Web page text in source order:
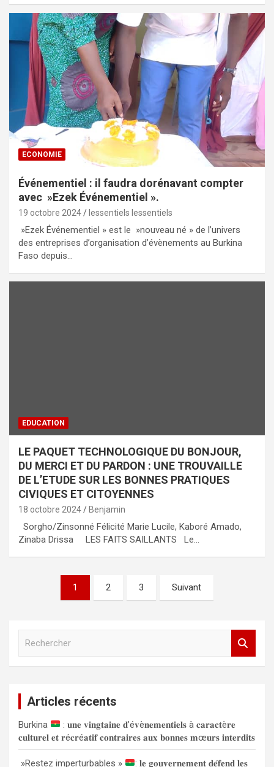
ECONOMIE
Événementiel : il faudra dorénavant compter
avec »Ezek Événementiel ».
19 octobre 2024 lessentiels lessentiels
»Ezek Événementiel » est le »nouveau né » de l’univers
des entreprises d’organisation d’évènements au Burkina
Faso depuis…
EDUCATION
LE PAQUET TECHNOLOGIQUE DU BONJOUR,
DU MERCI ET DU PARDON : UNE TROUVAILLE
DE L’ETUDE SUR LES BONNES PRATIQUES
CIVIQUES ET CITOYENNES
18 octobre 2024 Benjamin
Sorgho/Zinsonné Félicité Marie Lucile, Kaboré Amado,
Zinaba Drissa LES FAITS SAILLANTS Le…
Navigation
1 2 3 Suivant
c
h
e
r
Articles récents
Burkina
: 𝐮𝐧𝐞 𝐯𝐢𝐧𝐠𝐭𝐚𝐢𝐧𝐞 𝐝’é𝐯è𝐧𝐞𝐦𝐞𝐧𝐭𝐢𝐞𝐥𝐬 à 𝐜𝐚𝐫𝐚𝐜𝐭è𝐫𝐞
𝐜𝐮𝐥𝐭𝐮𝐫𝐞𝐥 𝐞𝐭 𝐫é𝐜𝐫é𝐚𝐭𝐢𝐟 𝐜𝐨𝐧𝐭𝐫𝐚𝐢𝐫𝐞𝐬 𝐚𝐮𝐱 𝐛𝐨𝐧𝐧𝐞𝐬 𝐦œ𝐮𝐫𝐬 𝐢𝐧𝐭𝐞𝐫𝐝𝐢𝐭𝐬
»Restez imperturbables »
: 𝐥𝐞 𝐠𝐨𝐮𝐯𝐞𝐫𝐧𝐞𝐦𝐞𝐧𝐭 𝐝𝐞́𝐟𝐞𝐧𝐝 𝐥𝐞𝐬